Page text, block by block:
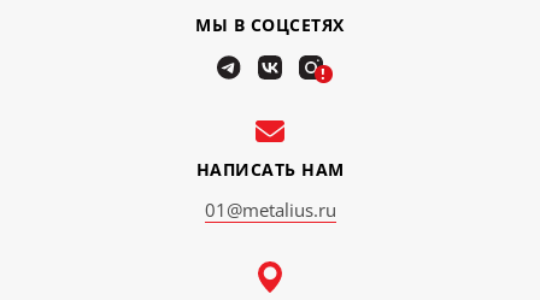
НАПИСАТЬ НАМ
01@metalius.ru
МЫ В СОЦСЕТЯХ
!